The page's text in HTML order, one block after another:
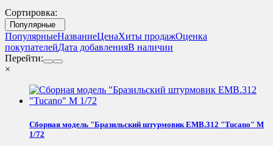
Сортировка:
Популярные
ПопулярныеНазваниеЦенаХиты продажОценка
покупателейДата добавленияВ наличии
Перейти:
×
Сборная модель "Бразильский штурмовик EMB.312 "Tucano" М
1/72